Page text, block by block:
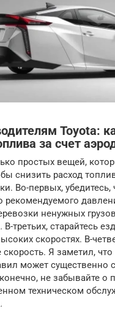
Toyota:
за счет
простых вещей,
снизить расход
Во-первых,
рекомендуемого
ненужных
третьих, старайтесь
скоростях. В-
Я заметил,
может существенно
не забывайте о
техническом